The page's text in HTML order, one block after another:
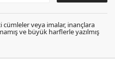
cümleler veya imalar, inançlara
ve büyük harflerle yazılmış